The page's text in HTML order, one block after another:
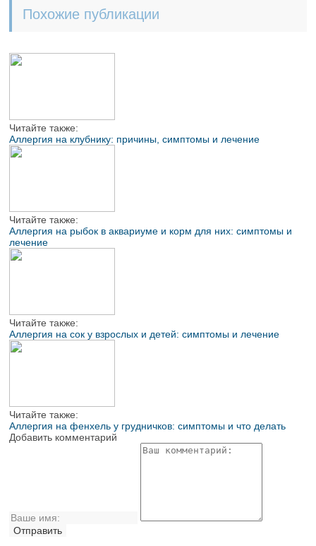
Похожие публикации
Читайте также:
Аллергия на клубнику: причины, симптомы и лечение
Читайте также:
Аллергия на рыбок в аквариуме и корм для них: симптомы и
лечение
Читайте также:
Аллергия на сок у взрослых и детей: симптомы и лечение
Читайте также:
Аллергия на фенхель у грудничков: симптомы и что делать
Добавить комментарий